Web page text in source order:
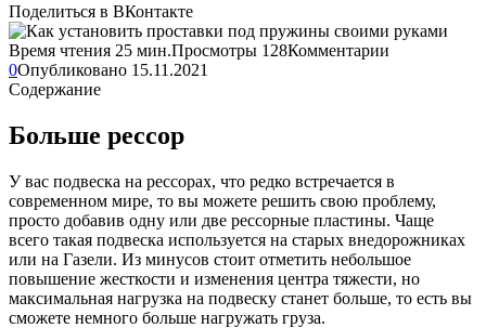
Поделиться в ВКонтакте
Время чтения 25 мин.Просмотры 128Комментарии
0Опубликовано 15.11.2021
Содержание
Больше рессор
У вас подвеска на рессорах, что редко встречается в
современном мире, то вы можете решить свою проблему,
просто добавив одну или две рессорные пластины. Чаще
всего такая подвеска используется на старых внедорожниках
или на Газели. Из минусов стоит отметить небольшое
повышение жесткости и изменения центра тяжести, но
максимальная нагрузка на подвеску станет больше, то есть вы
сможете немного больше нагружать груза.